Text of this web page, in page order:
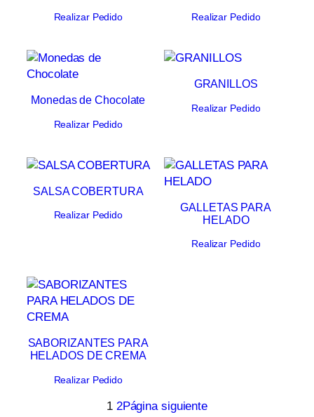
Realizar Pedido Realizar Pedido
Monedas de Chocolate
Realizar Pedido
GRANILLOS
Realizar Pedido
SALSA COBERTURA
Realizar Pedido
GALLETAS PARA
HELADO
Realizar Pedido
SABORIZANTES PARA
HELADOS DE CREMA
Realizar Pedido
1 2Página siguiente